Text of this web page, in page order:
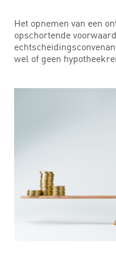
Het opnemen van een
opschortende
wel of geen